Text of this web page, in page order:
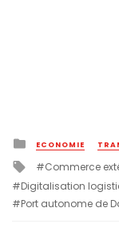
Posted
in
ECONOMIE
Tagged
with
Commerce
Digitalisation
Port autonome de